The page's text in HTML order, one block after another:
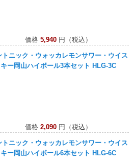
価格 5,940円（税込）
トニック・ウォッカレモンサワー・ウイス
キー岡山ハイボール3本セット HLG-3C
価格 2,090円（税込）
トニック・ウォッカレモンサワー・ウイス
キー岡山ハイボール6本セット HLG-6C